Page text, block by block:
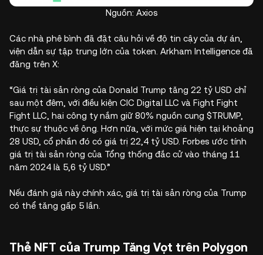
Nguồn: Axios
Các nhà phê bình đã đặt câu hỏi về độ tin cậy của dự án,
viện dẫn sự tập trung lớn của token. Arkham Intelligence đã
đăng trên X:
“Giá trị tài sản ròng của Donald Trump tăng 22 tỷ USD chỉ
sau một đêm, với điều kiện CIC Digital LLC và Fight Fight
Fight LLC, hai công ty nắm giữ 80% nguồn cung $TRUMP,
thực sự thuộc về ông. Hơn nữa, với mức giá hiện tại khoảng
28 USD, cổ phần đó có giá trị 22,4 tỷ USD. Forbes ước tính
giá trị tài sản ròng của Tổng thống đắc cử vào tháng 11
năm 2024 là 5,6 tỷ USD.”
Nếu đánh giá này chính xác, giá trị tài sản ròng của Trump
có thể tăng gấp 5 lần.
Thẻ NFT của Trump Tăng Vọt trên Polygon